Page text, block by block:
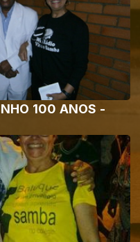
100 ANOS -